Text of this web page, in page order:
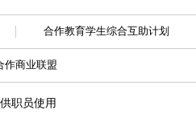
合作教育学生综合互助计划
作商业联盟
职员使用